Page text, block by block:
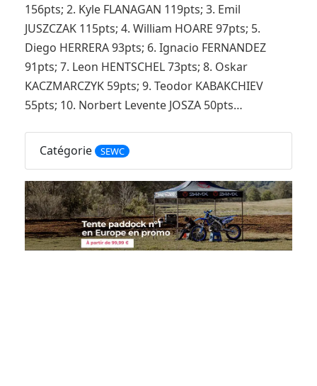
156pts; 2. Kyle FLANAGAN 119pts; 3. Emil
JUSZCZAK 115pts; 4. William HOARE 97pts; 5.
Diego HERRERA 93pts; 6. Ignacio FERNANDEZ
91pts; 7. Leon HENTSCHEL 73pts; 8. Oskar
KACZMARCZYK 59pts; 9. Teodor KABAKCHIEV
55pts; 10. Norbert Levente JOSZA 50pts…
Catégorie SEWC